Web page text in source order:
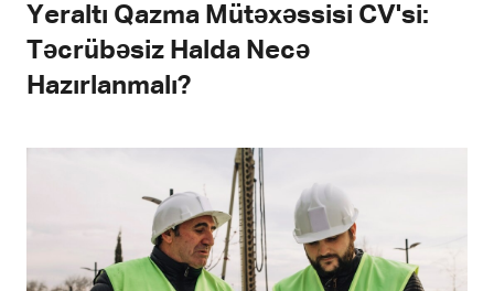
Yeraltı Qazma Mütəxəssisi CV'si:
Təcrübəsiz Halda Necə
Hazırlanmalı?